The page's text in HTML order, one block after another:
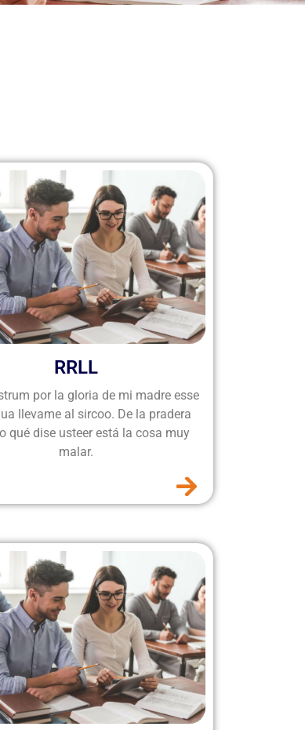
RRLL
por la gloria de mi madre esse
llevame al sircoo. De la pradera
qué dise usteer está la cosa muy
malar.